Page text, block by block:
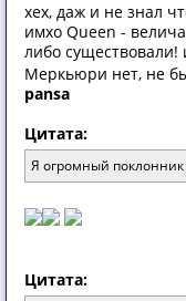
хех, даж и не знал
имхо Queen -
либо
Меркьюри нет, не
pansa
Цитата:
Я огромный поклонник
Цитата: